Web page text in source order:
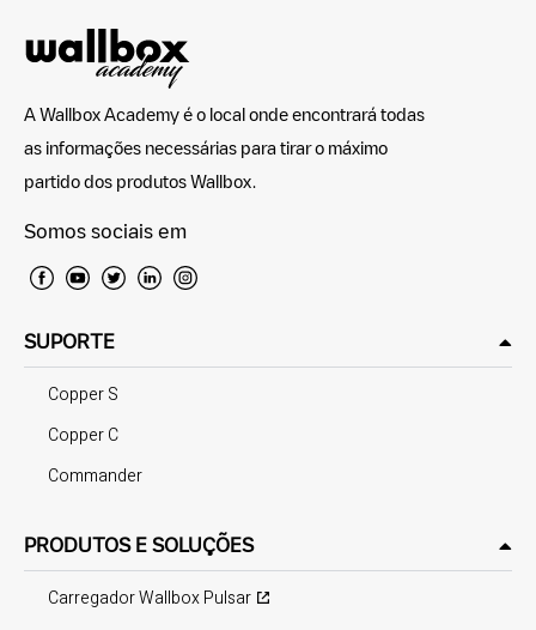
A Wallbox Academy é o local onde encontrará todas
as informações necessárias para tirar o máximo
partido dos produtos Wallbox.
Somos sociais em
SUPORTE
Copper S
Copper C
Commander
PRODUTOS E SOLUÇÕES
Carregador Wallbox Pulsar